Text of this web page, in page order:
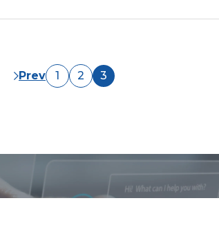
Prev 1 2 3